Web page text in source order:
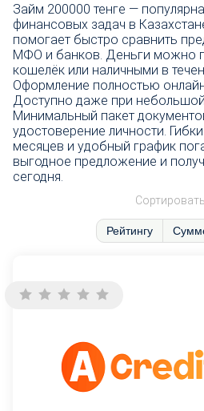
Займ 200000 тенге —
финансовых задач в
помогает быстро сравнить
МФО и банков. Деньги можно
кошелёк или наличными в
Оформление полностью
Доступно даже при небольшой
Минимальный пакет
удостоверение личности.
месяцев и удобный график
выгодное предложение и
сегодня.
Рейтингу